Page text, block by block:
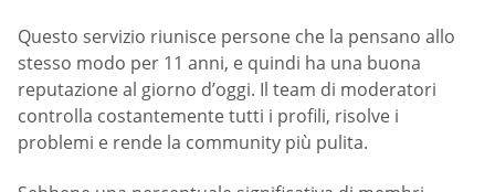
Questo servizio riunisce persone che la pensano allo
stesso modo per 11 anni, e quindi ha una buona
reputazione al giorno d’oggi. Il team di moderatori
controlla costantemente tutti i profili, risolve i
problemi e rende la community più pulita.